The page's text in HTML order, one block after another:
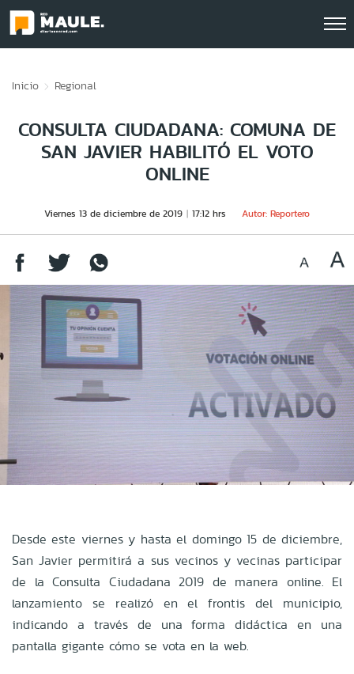
Inicio Regional
CONSULTA CIUDADANA: COMUNA DE
SAN JAVIER HABILITÓ EL VOTO
ONLINE
Viernes 13 de diciembre de 2019 17:12 hrs Autor: Reportero
Desde este viernes y hasta el domingo 15 de diciembre,
San Javier permitirá a sus vecinos y vecinas participar
de la Consulta Ciudadana 2019 de manera online. El
lanzamiento se realizó en el frontis del municipio,
indicando a través de una forma didáctica en una
pantalla gigante cómo se vota en la web.